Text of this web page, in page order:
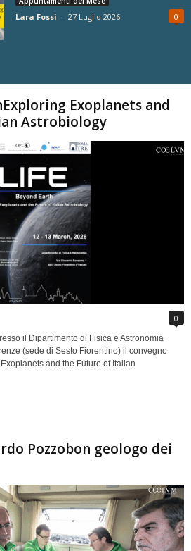
Lara Fossi - 27 Luglio 2026 0
Exoplanets and
Astrobiology
0
il Dipartimento di Fisica e Astronomia
(sede di Sesto Fiorentino) il convegno
and the Future of Italian
Pozzobon geologo dei